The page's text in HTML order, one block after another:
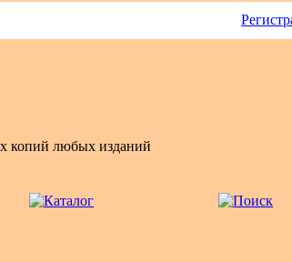
копий любых изданий